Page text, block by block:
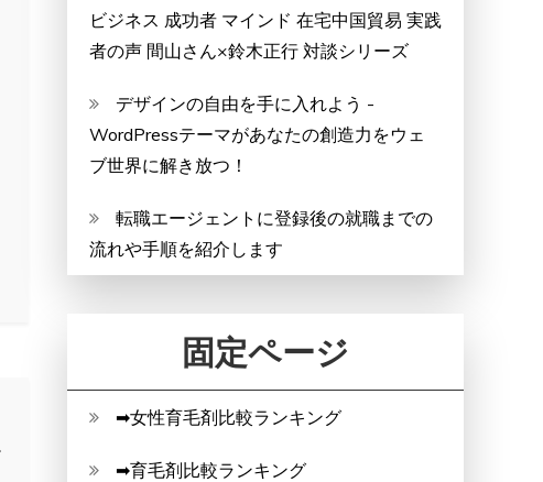
ビジネス 成功者 マインド 在宅中国貿易 実践
者の声 間山さん×鈴木正行 対談シリーズ
デザインの自由を手に入れよう -
WordPressテーマがあなたの創造力をウェ
ブ世界に解き放つ！
転職エージェントに登録後の就職までの
流れや手順を紹介します
固定ページ
➡女性育毛剤比較ランキング
➡育毛剤比較ランキング